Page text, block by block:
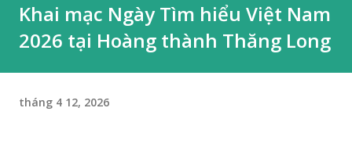
Khai mạc Ngày Tìm hiểu Việt Nam
2026 tại Hoàng thành Thăng Long
tháng 4 12, 2026